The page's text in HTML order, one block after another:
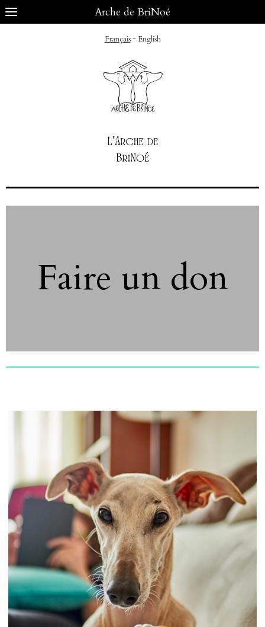
Arche de BriNoé
Français-English
Faire un don